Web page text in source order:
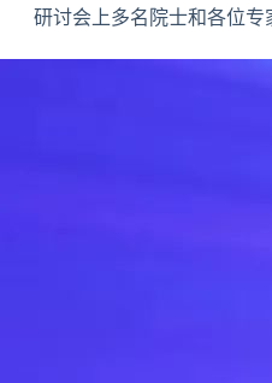
研讨会上多名院士和各位专